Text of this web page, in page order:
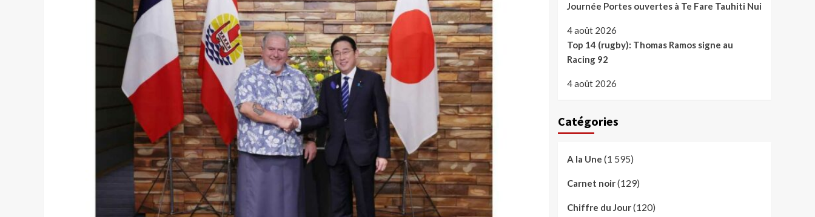
Journée Portes ouvertes à Te Fare Tauhiti Nui
4 août 2026
Top 14 (rugby): Thomas Ramos signe au
Racing 92
4 août 2026
Catégories
A la Une (1 595)
Carnet noir(129)
Chiffre du Jour(120)